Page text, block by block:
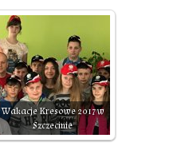
Wakacje Kresowe 2017 w
Szczecinie